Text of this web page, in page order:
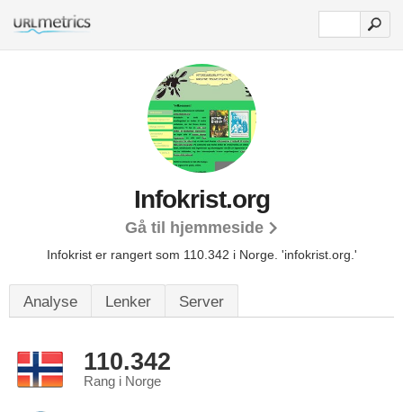
Infokrist.org
Gå til hjemmeside
Infokrist er rangert som 110.342 i Norge. 'infokrist.org.'
Analyse Lenker Server
110.342
Rang i Norge